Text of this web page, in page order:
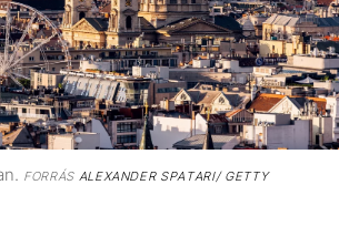
FORRÁSALEXANDER SPATARI/ GETTY